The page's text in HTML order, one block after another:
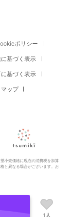
ポリシー
基づく表示
基づく表示
ップ
小売価格に現在の消費税を加算
と異なる場合がございます。お
Ltd
1人